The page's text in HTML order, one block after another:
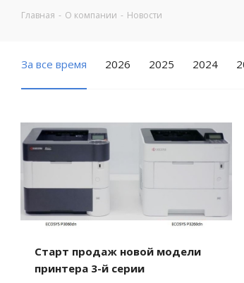
Главная - О компании - Новости
За все время 2026 2025 2024
Старт продаж новой модели
принтера 3-й серии